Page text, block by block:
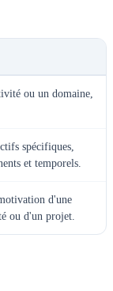
ou un domaine,
spécifiques,
et temporels.
d'une
ou d'un projet.